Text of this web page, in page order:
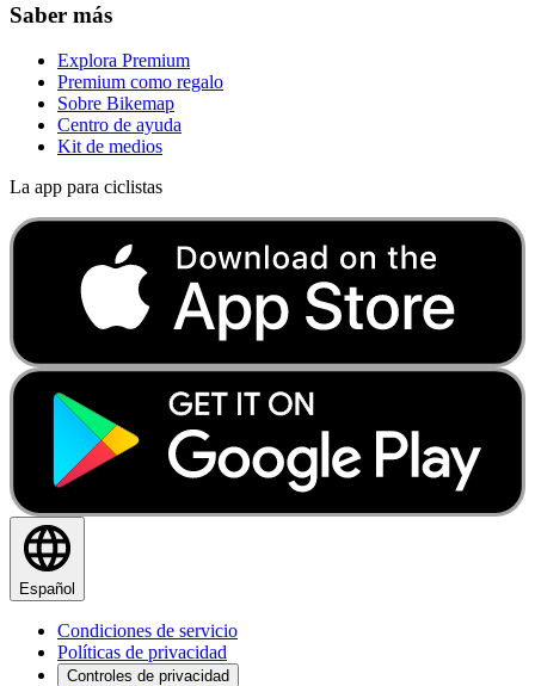
Saber más
Explora Premium
Premium como regalo
Sobre Bikemap
Centro de ayuda
Kit de medios
La app para ciclistas
Español
Condiciones de servicio
Políticas de privacidad
Controles de privacidad